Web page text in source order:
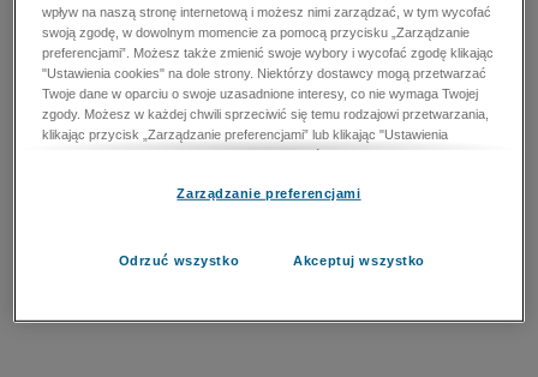
wpływ na naszą stronę internetową i możesz nimi zarządzać, w tym wycofać
swoją zgodę, w dowolnym momencie za pomocą przycisku „Zarządzanie
preferencjami”. Możesz także zmienić swoje wybory i wycofać zgodę klikając
"Ustawienia cookies" na dole strony. Niektórzy dostawcy mogą przetwarzać
Twoje dane w oparciu o swoje uzasadnione interesy, co nie wymaga Twojej
zgody. Możesz w każdej chwili sprzeciwić się temu rodzajowi przetwarzania,
klikając przycisk „Zarządzanie preferencjami” lub klikając "Ustawienia
cookies" na dole strony. Nie możesz sprzeciwić się przetwarzaniu przez
zapobiegania oszustwom i naprawiania błędów, a w tym celu mogą zostać
przetwarzaniu danych osobowych w celu dostarczania i prezentacji reklam i
Zarządzanie preferencjami
Odrzuć wszystko Akceptuj wszystko